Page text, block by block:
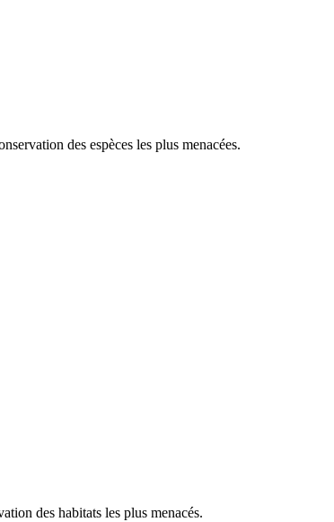
des espèces les plus menacées.
des habitats les plus menacés.